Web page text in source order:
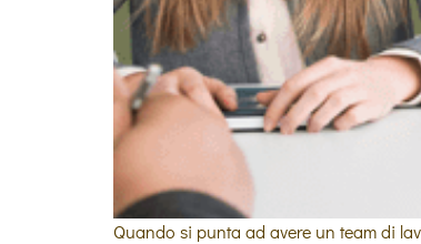
Quando si punta ad avere un team di